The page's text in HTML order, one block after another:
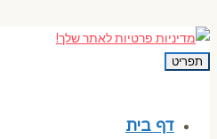
תפריט
דף בית